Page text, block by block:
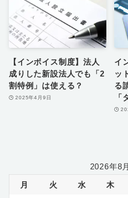
【インボイス制度】法人
成りした新設法人でも「2
割特例」は使える？
2025年4月9日
イ
ッ
る
「
2026年8月
月 火 水 木